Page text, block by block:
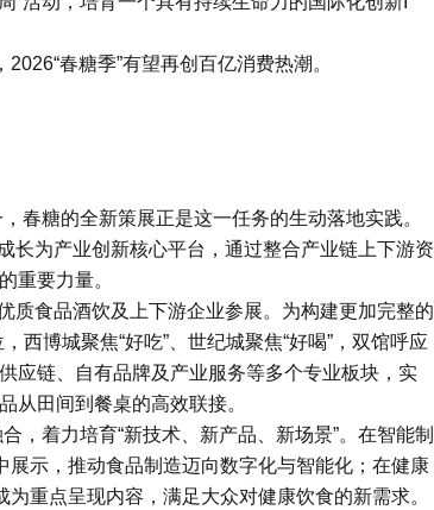
春糖季”有望再创百亿消费热潮。
春糖的全新策展正是这一任务的生动落地实践。
长为产业创新核心平台，通过整合产业链上下游资
重要力量。
质食品酒饮及上下游企业参展。为构建更加完整的
西博城聚焦“好吃”、世纪城聚焦“好喝”，双馆呼应
应链、自有品牌及产业服务等多个专业板块，实
从田间到餐桌的高效联接。
，着力培育“新技术、新产品、新场景”。在智能制
示，推动食品制造迈向数字化与智能化；在健康
重点呈现内容，满足大众对健康饮食的新需求。